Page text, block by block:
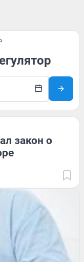
закон о